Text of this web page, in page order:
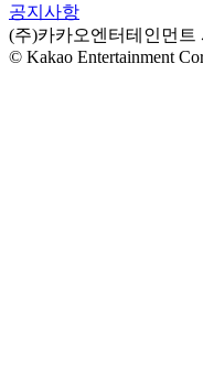
공지사항
(주)카카오엔터테인먼트
© Kakao Entertainment